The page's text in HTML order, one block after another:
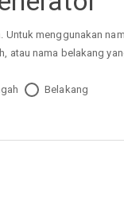
Untuk menggunakan
atau nama belakang
Belakang